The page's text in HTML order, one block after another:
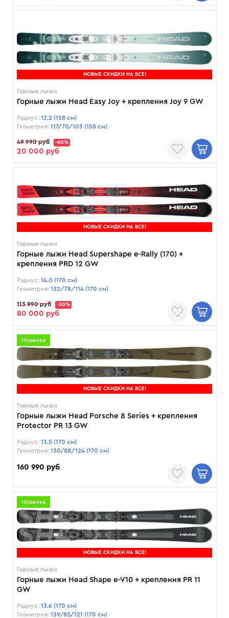
НОВЫЕ СКИДКИ НА ВСЕ!
Горные лыжи
Горные лыжи Head Easy Joy + крепления Joy 9 GW
Радиус: 12.2 (158 см)
Геометрия: 117/70/103 (158 см)
49 990 руб -60%
20 000 руб
НОВЫЕ СКИДКИ НА ВСЕ!
Горные лыжи
Горные лыжи Head Supershape e-Rally (170) +
крепления PRD 12 GW
Радиус: 14.0 (170 см)
Геометрия: 132/78/114 (170 см)
113 990 руб -30%
80 000 руб
Новинка
НОВЫЕ СКИДКИ НА ВСЕ!
Горные лыжи
Горные лыжи Head Porsche 8 Series + крепления
Protector PR 13 GW
Радиус: 13.5 (170 см)
Геометрия: 130/88/124 (170 см)
160 990 руб
Новинка
НОВЫЕ СКИДКИ НА ВСЕ!
Горные лыжи
Горные лыжи Head Shape e-V10 + крепления PR 11
GW
Радиус: 13.6 (170 см)
Геометрия: 139/85/121 (170 см)